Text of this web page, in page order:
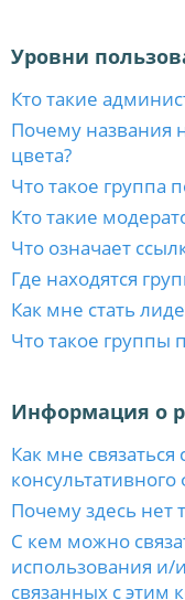
Уровни
Кто такие
Почему названия
цвета?
Что такое группа
Кто такие
Что означает
Где находятся
Как мне стать
Что такое группы
Информация о
Как мне
Почему здесь нет
С кем можно
использования и/
связанных с этим